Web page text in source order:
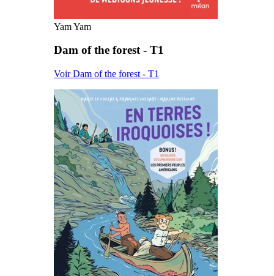
Yam Yam
Dam of the forest - T1
Voir Dam of the forest - T1